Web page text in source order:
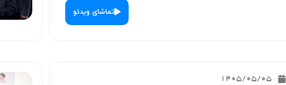
تماشای ویدئو
1405/05/05